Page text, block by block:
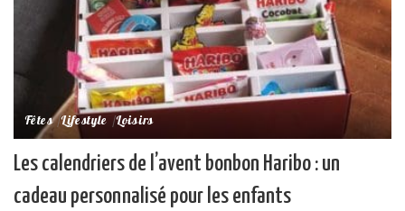
Fêtes Lifestyle Loisirs
Les calendriers de l’avent bonbon Haribo : un
cadeau personnalisé pour les enfants